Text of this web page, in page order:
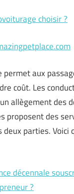
choisir ?
permet aux
coût. Les
allègement des
proposent des
deux parties. Voici
décennale
?